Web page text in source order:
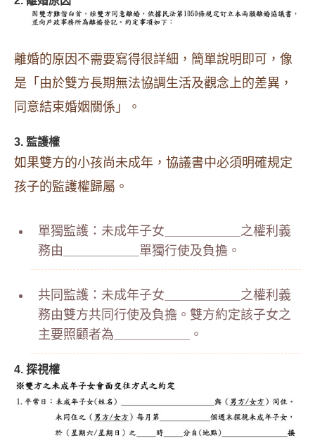
離婚的原因不需要寫得很詳細，簡單說明即可，像
是「由於雙方長期無法協調生活及觀念上的差異，
同意結束婚姻關係」。
3. 監護權
如果雙方的小孩尚未成年，協議書中必須明確規定
孩子的監護權歸屬。
單獨監護：未成年子女＿＿＿＿＿＿之權利義
務由＿＿＿＿＿＿單獨行使及負擔。
共同監護：未成年子女＿＿＿＿＿＿之權利義
務由雙方共同行使及負擔。雙方約定該子女之
主要照顧者為＿＿＿＿＿＿。
4. 探視權